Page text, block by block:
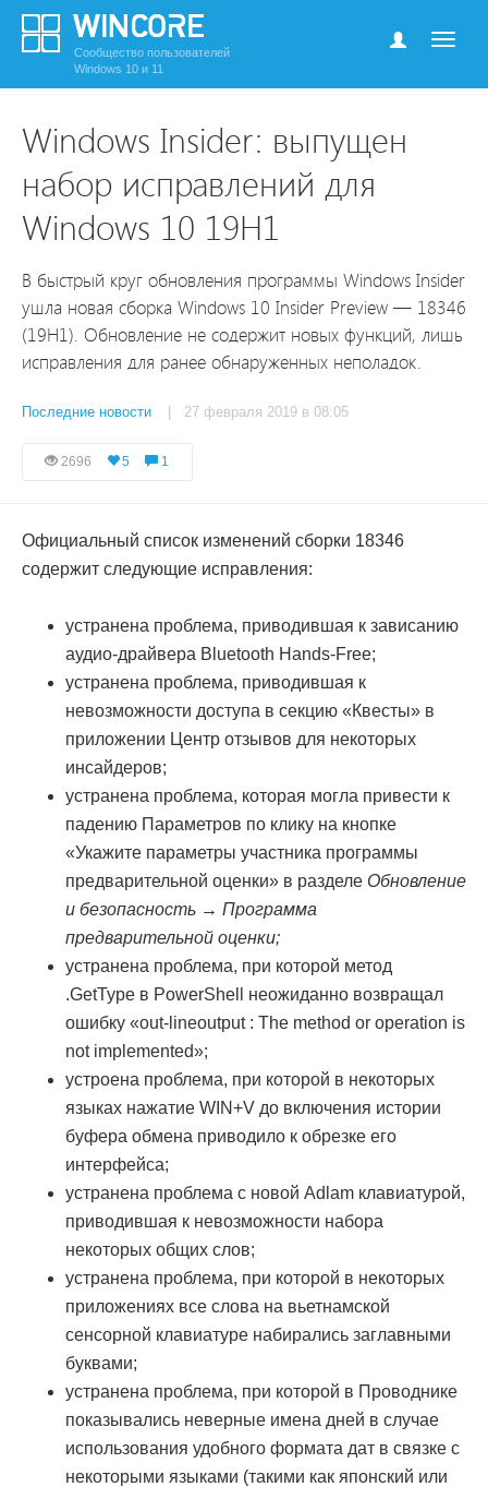
Сообщество пользователей
Windows 10 и 11
Windows Insider: выпущен
набор исправлений для
Windows 10 19H1
В быстрый круг обновления программы Windows Insider
ушла новая сборка Windows 10 Insider Preview — 18346
(19H1). Обновление не содержит новых функций, лишь
исправления для ранее обнаруженных неполадок.
Последние новости | 27 февраля 2019 в 08:05
2696 5 1
Официальный список изменений сборки 18346
содержит следующие исправления:
устранена проблема, приводившая к зависанию
аудио-драйвера Bluetooth Hands-Free;
устранена проблема, приводившая к
невозможности доступа в секцию «Квесты» в
приложении Центр отзывов для некоторых
инсайдеров;
устранена проблема, которая могла привести к
падению Параметров по клику на кнопке
«Укажите параметры участника программы
предварительной оценки» в разделе Обновление
и безопасность → Программа
предварительной оценки;
устранена проблема, при которой метод
.GetType в PowerShell неожиданно возвращал
ошибку «out-lineoutput : The method or operation is
not implemented»;
устроена проблема, при которой в некоторых
языках нажатие WIN+V до включения истории
буфера обмена приводило к обрезке его
интерфейса;
устранена проблема с новой Adlam клавиатурой,
приводившая к невозможности набора
некоторых общих слов;
устранена проблема, при которой в некоторых
приложениях все слова на вьетнамской
сенсорной клавиатуре набирались заглавными
буквами;
устранена проблема, при которой в Проводнике
показывались неверные имена дней в случае
использования удобного формата дат в связке с
некоторыми языками (такими как японский или